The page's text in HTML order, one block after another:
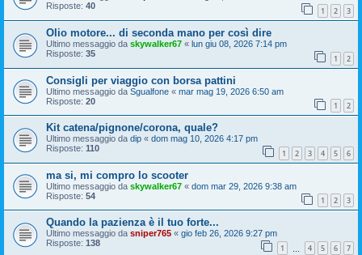
Risposte: 40 1 2 3
Olio motore... di seconda mano per così dire
Ultimo messaggio da skywalker67 « lun giu 08, 2026 7:14 pm
Risposte: 35 1 2
Consigli per viaggio con borsa pattini
Ultimo messaggio da Sgualfone « mar mag 19, 2026 6:50 am
Risposte: 20 1 2
Kit catena/pignone/corona, quale?
Ultimo messaggio da dip « dom mag 10, 2026 4:17 pm
Risposte: 110 1 2 3 4 5 6
ma si, mi compro lo scooter
Ultimo messaggio da skywalker67 « dom mar 29, 2026 9:38 am
Risposte: 54 1 2 3
Quando la pazienza è il tuo forte...
Ultimo messaggio da sniper765 « gio feb 26, 2026 9:27 pm
Risposte: 138 1 4 5 6 7